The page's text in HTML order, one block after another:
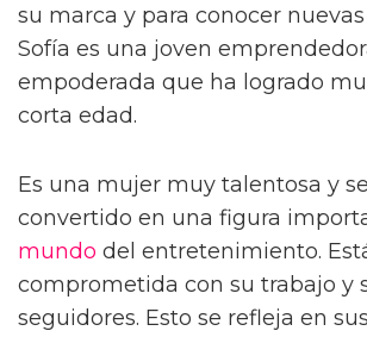
su marca y para conocer
Sofía es una joven
empoderada que ha logrado
corta edad.
Es una mujer muy talentosa y
convertido en una figura
mundo del entretenimiento.
comprometida con su trabajo y
seguidores. Esto se refleja en